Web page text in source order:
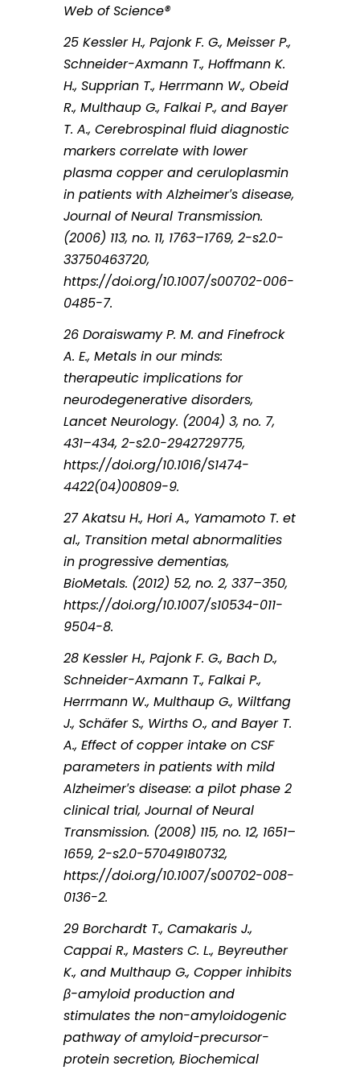
Web of Science®
25 Kessler H., Pajonk F. G., Meisser P.,
Schneider-Axmann T., Hoffmann K.
H., Supprian T., Herrmann W., Obeid
R., Multhaup G., Falkai P., and Bayer
T. A., Cerebrospinal fluid diagnostic
markers correlate with lower
plasma copper and ceruloplasmin
in patients with Alzheimer′s disease,
Journal of Neural Transmission.
(2006) 113, no. 11, 1763–1769, 2-s2.0-
33750463720,
https://doi.org/10.1007/s00702-006-
0485-7.
26 Doraiswamy P. M. and Finefrock
A. E., Metals in our minds:
therapeutic implications for
neurodegenerative disorders,
Lancet Neurology. (2004) 3, no. 7,
431–434, 2-s2.0-2942729775,
https://doi.org/10.1016/S1474-
4422(04)00809-9.
27 Akatsu H., Hori A., Yamamoto T. et
al., Transition metal abnormalities
in progressive dementias,
BioMetals. (2012) 52, no. 2, 337–350,
https://doi.org/10.1007/s10534-011-
9504-8.
28 Kessler H., Pajonk F. G., Bach D.,
Schneider-Axmann T., Falkai P.,
Herrmann W., Multhaup G., Wiltfang
J., Schäfer S., Wirths O., and Bayer T.
A., Effect of copper intake on CSF
parameters in patients with mild
Alzheimer′s disease: a pilot phase 2
clinical trial, Journal of Neural
Transmission. (2008) 115, no. 12, 1651–
1659, 2-s2.0-57049180732,
https://doi.org/10.1007/s00702-008-
0136-2.
29 Borchardt T., Camakaris J.,
Cappai R., Masters C. L., Beyreuther
K., and Multhaup G., Copper inhibits
β-amyloid production and
stimulates the non-amyloidogenic
pathway of amyloid-precursor-
protein secretion, Biochemical